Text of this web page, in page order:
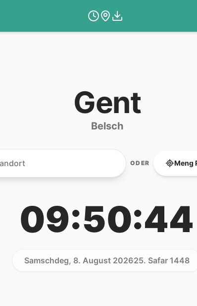
Gent
Belsch
ODER Meng
09:50:44
Samschdeg, 8. August 202625. Safar 1448